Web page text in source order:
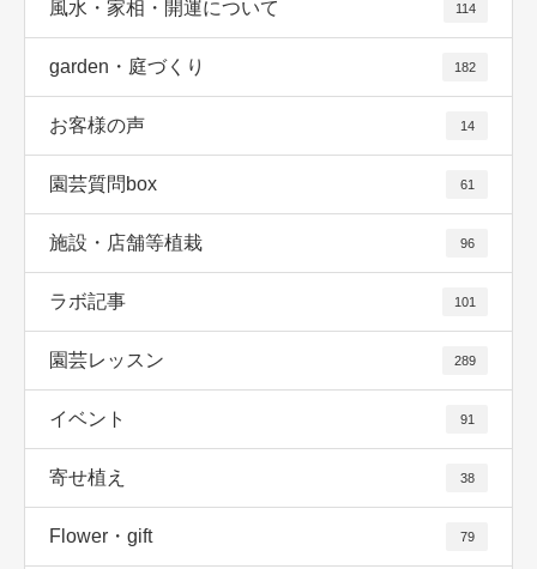
風水・家相・開運について 114
garden・庭づくり 182
お客様の声 14
園芸質問box 61
施設・店舗等植栽 96
ラボ記事 101
園芸レッスン 289
イベント 91
寄せ植え 38
Flower・gift 79